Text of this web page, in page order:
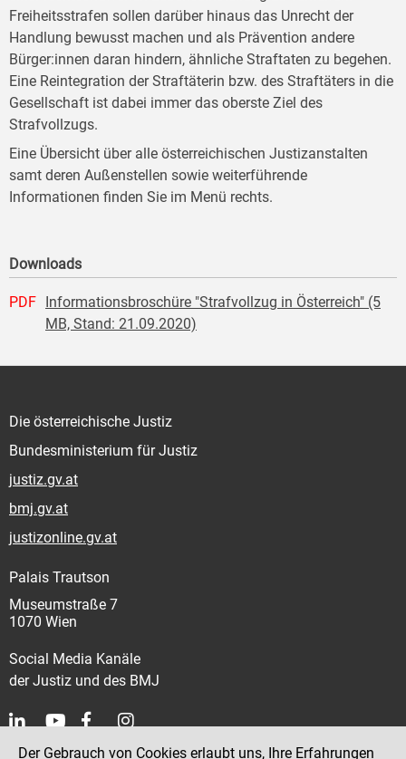
Freiheitsstrafen sollen darüber hinaus das Unrecht der
Handlung bewusst machen und als Prävention andere
Bürger:innen daran hindern, ähnliche Straftaten zu begehen.
Eine Reintegration der Straftäterin bzw. des Straftäters in die
Gesellschaft ist dabei immer das oberste Ziel des
Strafvollzugs.
Eine Übersicht über alle österreichischen Justizanstalten
samt deren Außenstellen sowie weiterführende
Informationen finden Sie im Menü rechts.
Downloads
PDF
Informationsbroschüre "Strafvollzug in Österreich" (5
MB, Stand: 21.09.2020)
Die österreichische Justiz
Bundesministerium für Justiz
justiz.gv.at
bmj.gv.at
justizonline.gv.at
Palais Trautson
Museumstraße 7
1070 Wien
Social Media Kanäle
der Justiz und des BMJ
Der Gebrauch von Cookies erlaubt uns, Ihre Erfahrungen